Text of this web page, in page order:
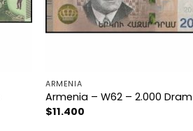
ARMENIA
Armenia – W62 – 2.000 Dram
$11.400